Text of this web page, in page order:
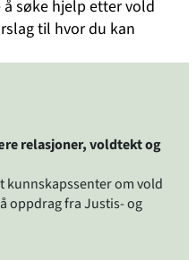
søke hjelp etter vold
til hvor du kan
relasjoner, voldtekt og
kunnskapssenter om vold
oppdrag fra Justis- og